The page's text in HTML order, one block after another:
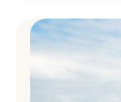
Chili